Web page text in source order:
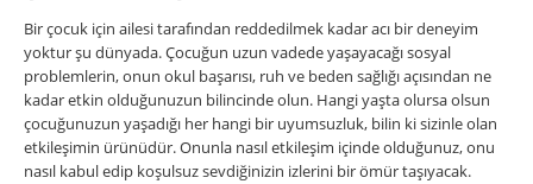
Bir çocuk için ailesi tarafından reddedilmek kadar acı bir deneyim
yoktur şu dünyada. Çocuğun uzun vadede yaşayacağı sosyal
problemlerin, onun okul başarısı, ruh ve beden sağlığı açısından ne
kadar etkin olduğunuzun bilincinde olun. Hangi yaşta olursa olsun
çocuğunuzun yaşadığı her hangi bir uyumsuzluk, bilin ki sizinle olan
etkileşimin ürünüdür. Onunla nasıl etkileşim içinde olduğunuz, onu
nasıl kabul edip koşulsuz sevdiğinizin izlerini bir ömür taşıyacak.